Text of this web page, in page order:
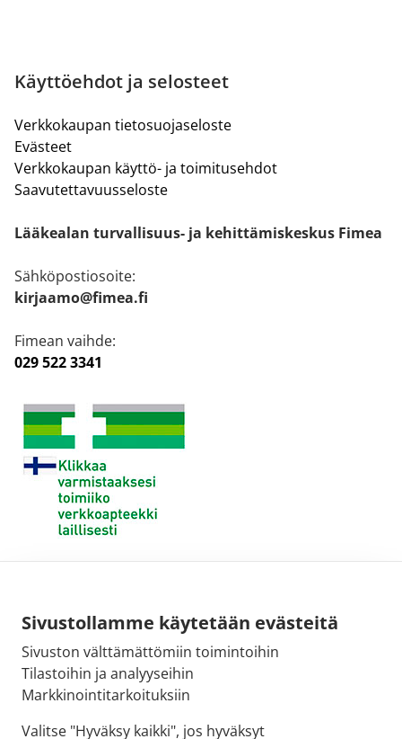
Sivustollamme käytetään evästeitä
Sivuston välttämättömiin toimintoihin
Tilastoihin ja analyyseihin
Markkinointitarkoituksiin
Valitse "Hyväksy kaikki", jos hyväksyt
Käyttöehdot ja selosteet
Verkkokaupan tietosuojaseloste
Evästeet
Verkkokaupan käyttö- ja toimitusehdot
Saavutettavuusseloste
Lääkealan turvallisuus- ja kehittämiskeskus Fimea
Sähköpostiosoite:
kirjaamo@fimea.fi
Fimean vaihde:
029 522 3341